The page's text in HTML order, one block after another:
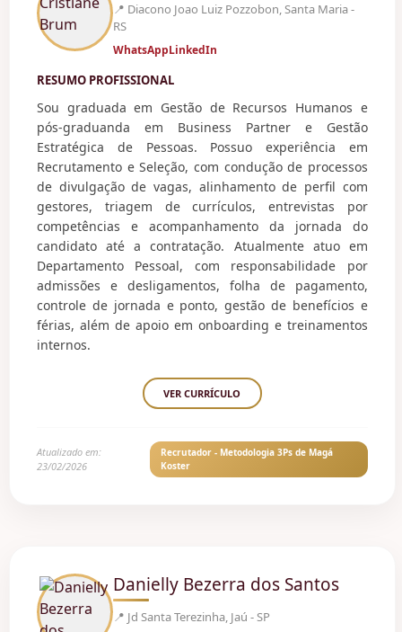
📍 Diacono Joao Luiz Pozzobon, Santa Maria -
RS
WhatsAppLinkedIn
RESUMO PROFISSIONAL
Sou graduada em Gestão de Recursos Humanos e
pós-graduanda em Business Partner e Gestão
Estratégica de Pessoas. Possuo experiência em
Recrutamento e Seleção, com condução de processos
de divulgação de vagas, alinhamento de perfil com
gestores, triagem de currículos, entrevistas por
competências e acompanhamento da jornada do
candidato até a contratação. Atualmente atuo em
Departamento Pessoal, com responsabilidade por
admissões e desligamentos, folha de pagamento,
controle de jornada e ponto, gestão de benefícios e
férias, além de apoio em onboarding e treinamentos
internos.
VER CURRÍCULO
Atualizado em:
23/02/2026
Recrutador - Metodologia 3Ps de Magá
Koster
Danielly Bezerra dos Santos
📍 Jd Santa Terezinha, Jaú - SP